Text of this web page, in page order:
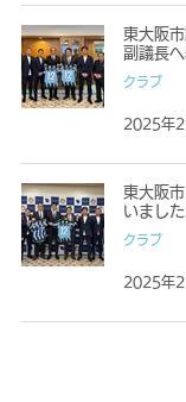
東大阪
副議長
クラブ
2025年2
東大阪
いました
クラブ
2025年2